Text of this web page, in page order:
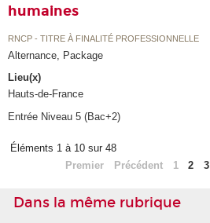
humaines
RNCP - TITRE À FINALITÉ PROFESSIONNELLE
Alternance, Package
Lieu(x)
Hauts-de-France
Entrée Niveau 5 (Bac+2)
Éléments 1 à 10 sur 48
Premier
Précédent 1 2 3
Dans la même rubrique